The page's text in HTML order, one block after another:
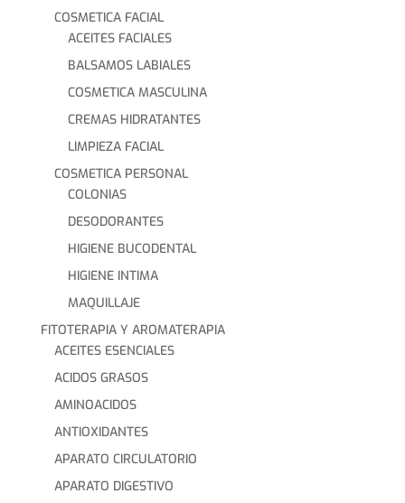
COSMETICA FACIAL
ACEITES FACIALES
BALSAMOS LABIALES
COSMETICA MASCULINA
CREMAS HIDRATANTES
LIMPIEZA FACIAL
COSMETICA PERSONAL
COLONIAS
DESODORANTES
HIGIENE BUCODENTAL
HIGIENE INTIMA
MAQUILLAJE
FITOTERAPIA Y AROMATERAPIA
ACEITES ESENCIALES
ACIDOS GRASOS
AMINOACIDOS
ANTIOXIDANTES
APARATO CIRCULATORIO
APARATO DIGESTIVO